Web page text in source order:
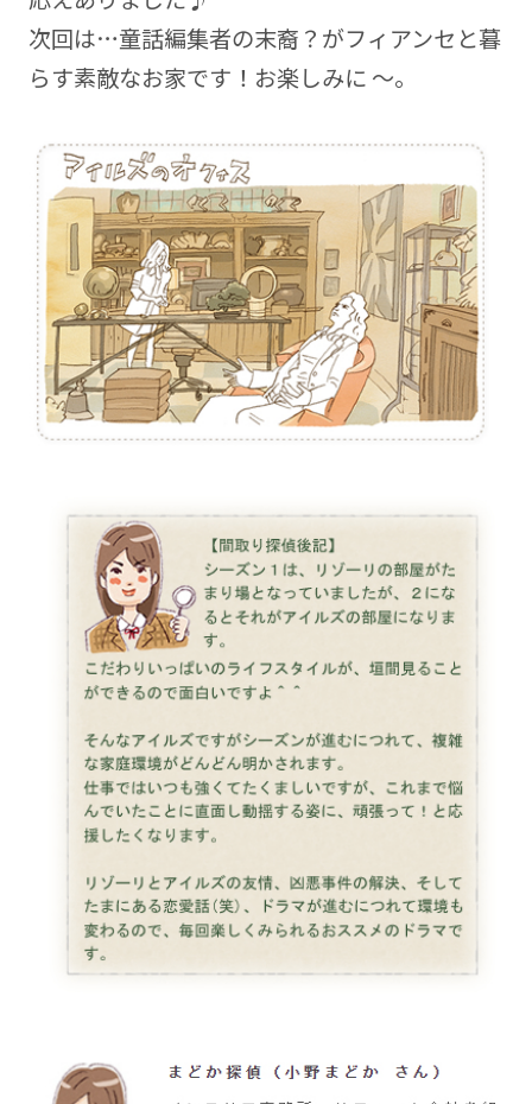
次回は…童話編集者の末裔？がフィアンセと暮
らす素敵なお家です！お楽しみに ～。